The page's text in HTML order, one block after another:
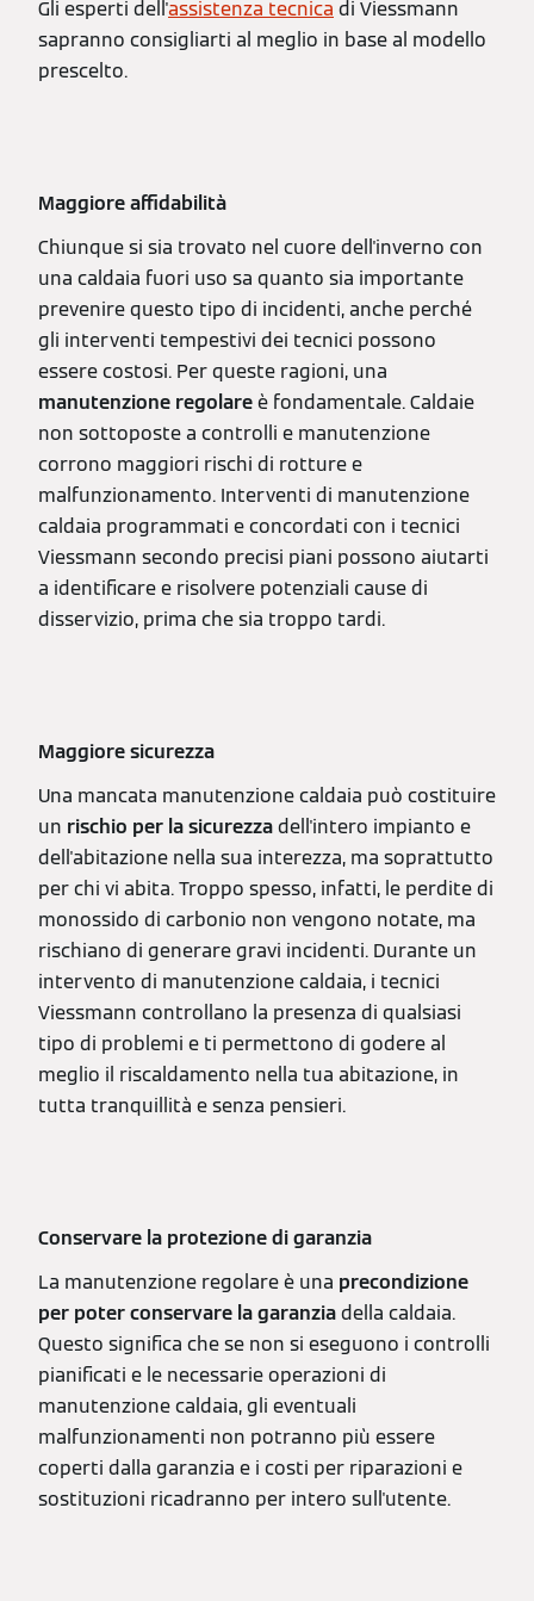
Gli esperti dell'assistenza tecnica di Viessmann
sapranno consigliarti al meglio in base al modello
prescelto.
Maggiore affidabilità
Chiunque si sia trovato nel cuore dell'inverno con
una caldaia fuori uso sa quanto sia importante
prevenire questo tipo di incidenti, anche perché
gli interventi tempestivi dei tecnici possono
essere costosi. Per queste ragioni, una
manutenzione regolareè fondamentale. Caldaie
non sottoposte a controlli e manutenzione
corrono maggiori rischi di rotture e
malfunzionamento. Interventi di manutenzione
caldaia programmati e concordati con i tecnici
Viessmann secondo precisi piani possono aiutarti
a identificare e risolvere potenziali cause di
disservizio, prima che sia troppo tardi.
Maggiore sicurezza
Una mancata manutenzione caldaia può costituire
un rischio per la sicurezzadell'intero impianto e
dell'abitazione nella sua interezza, ma soprattutto
per chi vi abita. Troppo spesso, infatti, le perdite di
monossido di carbonio non vengono notate, ma
rischiano di generare gravi incidenti. Durante un
intervento di manutenzione caldaia, i tecnici
Viessmann controllano la presenza di qualsiasi
tipo di problemi e ti permettono di godere al
meglio il riscaldamento nella tua abitazione, in
tutta tranquillità e senza pensieri.
Conservare la protezione di garanzia
La manutenzione regolare è una precondizione
per poter conservare la garanziadella caldaia.
Questo significa che se non si eseguono i controlli
pianificati e le necessarie operazioni di
manutenzione caldaia, gli eventuali
malfunzionamenti non potranno più essere
coperti dalla garanzia e i costi per riparazioni e
sostituzioni ricadranno per intero sull'utente.